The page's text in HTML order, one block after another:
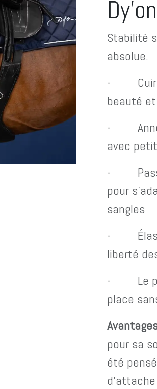
Dy'on
Stabilité
absolue.
- Cuir
beauté
-
avec
-
pour
sangles
-
liberté
- Le
place
pour sa
été